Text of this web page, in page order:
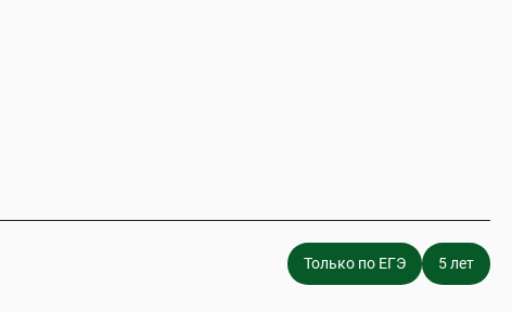
Только по ЕГЭ 5 лет